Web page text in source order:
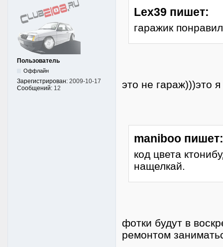
Пользователь
Оффлайн
Зарегистрирован: 2009-10-17
Сообщений: 12
Lex39 пишет:
гаражик
это не гараж)))это
maniboo пишет:
код цвета
нащелкай.
фотки будут в
ремонтом